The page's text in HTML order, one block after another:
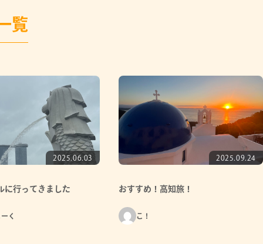
覧
2025.06.03
に行ってきました
く
2025.09.24
おすすめ！高知旅！
こ！